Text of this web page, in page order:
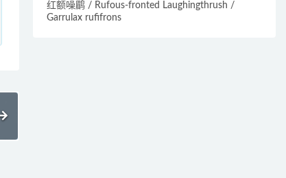
红额噪鹛 / Rufous-fronted Laughingthrush /
Garrulax rufifrons